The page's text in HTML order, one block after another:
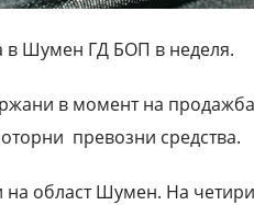
Шумен ГД БОП в неделя.
в момент на
превозни средства.
област Шумен. На